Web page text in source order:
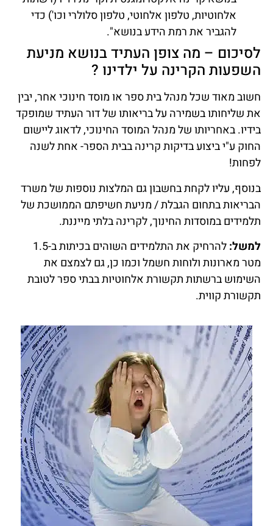
אלחוטיות, טלפון אלחוטי, טלפון סלולרי וכו') כדי
להגביר את רמת הידע בנושא".
לסיכום – מה צופן העתיד בנושא מניעת
השפעות הקרינה על ילדינו ?
חשוב מאוד שכל מנהל בית ספר או מוסד חינוכי אחר, יבין
את שליחותו בשמירה על בריאותו של דור העתיד שמופקד
בידיו. באחריותו של מנהל המוסד החינוכי, לדאוג ליישום
החוק ע"י ביצוע בדיקות קרינה בבית הספר- אחת לשנה
לפחות!
בנוסף, עליו לקחת בחשבון גם המלצות נוספות של משרד
הבריאות בתחום הגבלת / מניעת חשיפתם הממושכת של
תלמידים במוסדות החינוך, לקרינה בלתי מייננת.
למשל:
להרחיק את התלמידים השוהים בכיתות ב-1.5
מטר מארונות ולוחות חשמל וכמו כן, גם לצמצם את
השימוש ברשתות תקשורת אלחוטיות בבתי ספר לטובת
תקשורת קווית.